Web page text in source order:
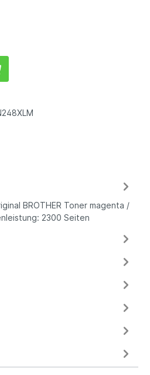
BROTHER Toner magenta /
2300 Seiten